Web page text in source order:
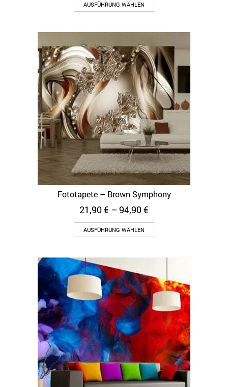
AUSFÜHRUNG WÄHLEN
Fototapete – Brown Symphony
21,90€ –94,90€
AUSFÜHRUNG WÄHLEN